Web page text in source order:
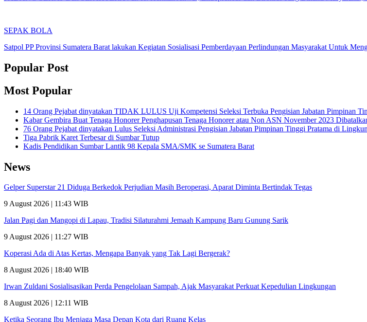
SEPAK BOLA
Satpol PP Provinsi Sumatera Barat lakukan Kegiatan Sosialisasi Pemberdayaan Perlindungan Masyarakat Untuk
Popular Post
Most Popular
14 Orang Pejabat dinyatakan TIDAK LULUS Uji Kompetensi Seleksi Terbuka Pengisian Jabatan Pimpinan
Kabar Gembira Buat Tenaga Honorer Penghapusan Tenaga Honorer atau Non ASN November 2023
76 Orang Pejabat dinyatakan Lulus Seleksi Administrasi Pengisian Jabatan Pimpinan Tinggi Pratama di
Tiga Pabrik Karet Terbesar di Sumbar Tutup
Kadis Pendidikan Sumbar Lantik 98 Kepala SMA/SMK se Sumatera Barat
News
Gelper Superstar 21 Diduga Berkedok Perjudian Masih Beroperasi, Aparat Diminta Bertindak Tegas
9 August 2026 | 11:43 WIB
Jalan Pagi dan Mangopi di Lapau, Tradisi Silaturahmi Jemaah Kampung Baru Gunung Sarik
9 August 2026 | 11:27 WIB
Koperasi Ada di Atas Kertas, Mengapa Banyak yang Tak Lagi Bergerak?
8 August 2026 | 18:40 WIB
Irwan Zuldani Sosialisasikan Perda Pengelolaan Sampah, Ajak Masyarakat Perkuat Kepedulian Lingkungan
8 August 2026 | 12:11 WIB
Ketika Seorang Ibu Menjaga Masa Depan Kota dari Ruang Kelas